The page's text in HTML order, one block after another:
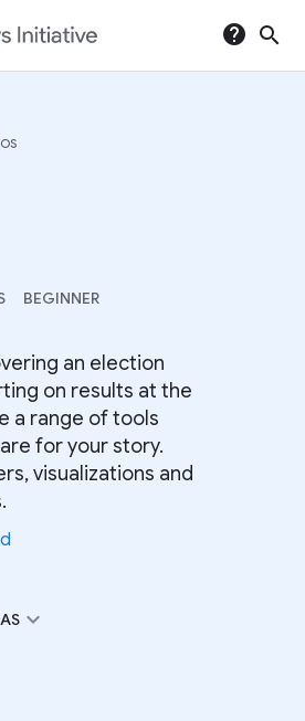
help search
BEGINNER
an election
on results at the
a range of tools
for your story.
visualizations and
expand_more